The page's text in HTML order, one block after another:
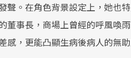
聲。在角色背景設定上，她也
董事長，商場上曾經的呼風喚
感，更能凸顯生病後病人的無